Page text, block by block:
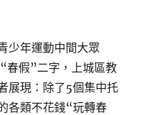
少年運動中間大眾
春假”二字，上城區教
展現：除了5個集中托
各類不花錢“玩轉春